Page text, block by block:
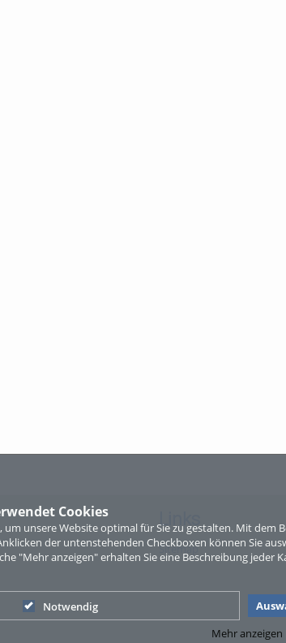
Cookies
um unsere Website optimal für Sie zu gestalten. Mit
der untenstehenden Checkboxen können Sie
"Mehr anzeigen" erhalten Sie eine Beschreibung
Notwendig
Mehr anzeigen
Links
Sitemap